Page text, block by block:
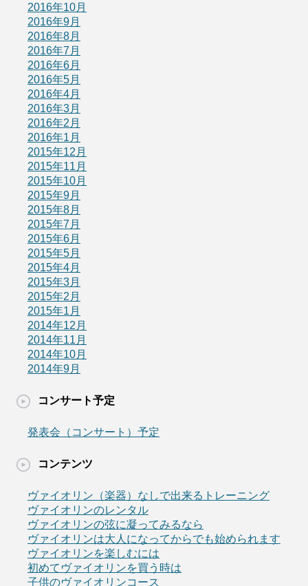
2016年10月
2016年9月
2016年8月
2016年7月
2016年6月
2016年5月
2016年4月
2016年3月
2016年2月
2016年1月
2015年12月
2015年11月
2015年10月
2015年9月
2015年8月
2015年7月
2015年6月
2015年5月
2015年4月
2015年3月
2015年2月
2015年1月
2014年12月
2014年11月
2014年10月
2014年9月
コンサート予定
発表会（コンサート）予定
コンテンツ
ヴァイオリン（楽器）なしで出来るトレーニング
ヴァイオリンのレンタル
ヴァイオリンの弦に凝ってみるなら
ヴァイオリンは大人になってからでも始められます
ヴァイオリンを楽しむには
初めてヴァイオリンを買う時は
子供のヴァイオリンコース